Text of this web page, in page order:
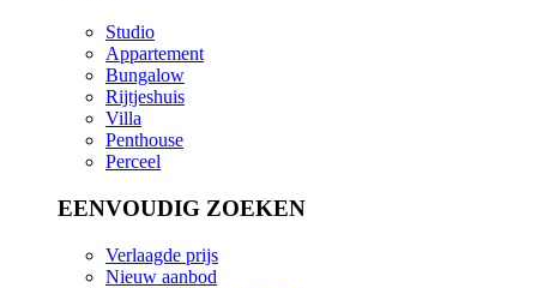
Studio
Appartement
Bungalow
Rijtjeshuis
Villa
Penthouse
Perceel
EENVOUDIG ZOEKEN
Verlaagde prijs
Nieuw aanbod